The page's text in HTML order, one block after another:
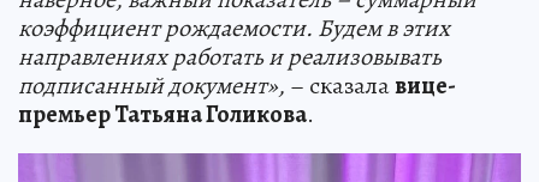
коэффициент рождаемости. Будем в этих
направлениях работать и реализовывать
подписанный документ», – сказалавице-
премьер Татьяна Голикова.